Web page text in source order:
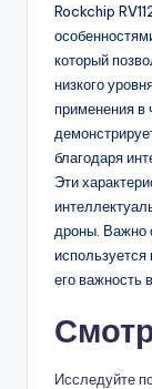
Rockchip
который
низкого
применения в
благодаря
Эти
дроны. Важно
используется
его важность
Исследуйте